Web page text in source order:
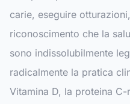
carie, eseguire
riconoscimento che la
sono indissolubilmente
radicalmente la pratica
Vitamina D, la proteina